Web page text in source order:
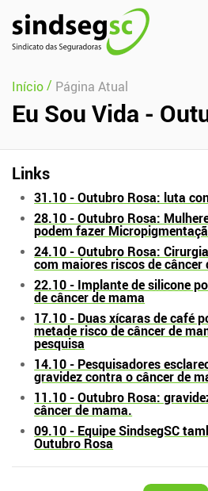
Pular Navegação (s)
Início/ Página Atual
Eu Sou Vida -
Links
31.10 - Outubro Rosa: luta
28.10 - Outubro Rosa:
podem fazer
24.10 - Outubro Rosa:
com maiores riscos de
22.10 - Implante de silicone
de câncer de mama
17.10 - Duas xícaras de café
metade risco de câncer de
pesquisa
14.10 - Pesquisadores
gravidez contra o câncer de
11.10 - Outubro Rosa:
câncer de mama.
09.10 - Equipe SindsegSC
Outubro Rosa